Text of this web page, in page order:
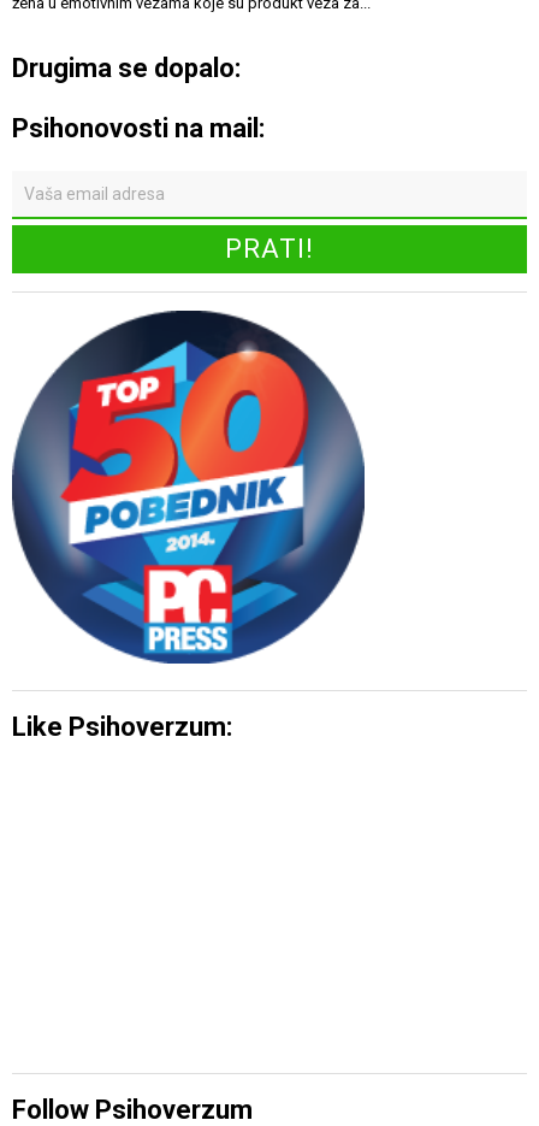
Drugima se dopalo:
Psihonovosti na mail:
Like Psihoverzum:
Follow Psihoverzum